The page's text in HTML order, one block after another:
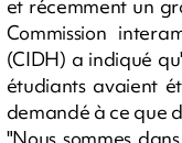
et récemment un
Commission
(CIDH) a indiqué
étudiants avaient
demandé à ce que